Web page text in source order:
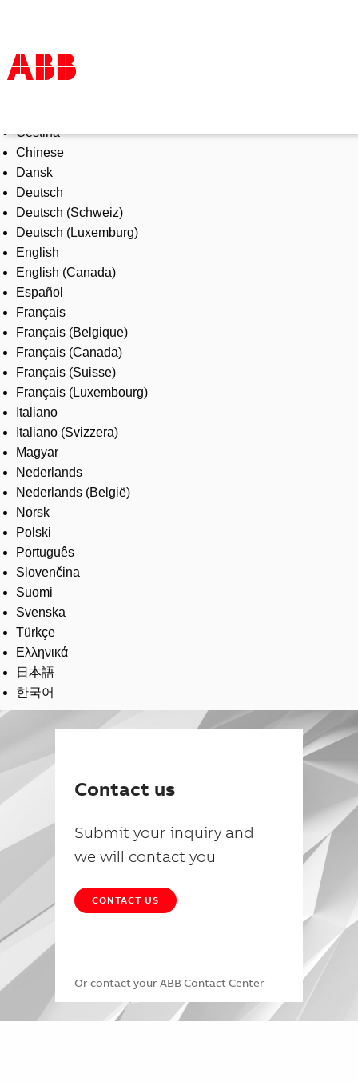
Products & Solutions
Industries
Services
About us
Where to buy
Contact us
Careers
Čeština
Chinese
Dansk
Deutsch
Deutsch (Schweiz)
Deutsch (Luxemburg)
English
English (Canada)
Español
Français
Français (Belgique)
Français (Canada)
Français (Suisse)
Français (Luxembourg)
Italiano
Italiano (Svizzera)
Magyar
Nederlands
Nederlands (België)
Norsk
Polski
Português
Slovenčina
Suomi
Svenska
Türkçe
Ελληνικά
日本語
한국어
Contact us
Submit your inquiry and
we will contact you
CONTACT US
Or contact your ABB Contact Center